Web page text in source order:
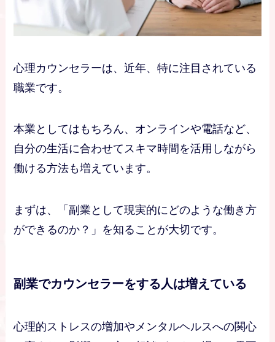
心理カウンセラーは、近年、特に注目されている
職業です。
本業としてはもちろん、オンラインや電話など、
自分の生活に合わせてスキマ時間を活用しながら
働ける方法も増えています。
まずは、「副業として現実的にどのような働き方
ができるのか？」を知ることが大切です。
副業でカウンセラーをする人は増えている
心理的ストレスの増加やメンタルヘルスへの関心